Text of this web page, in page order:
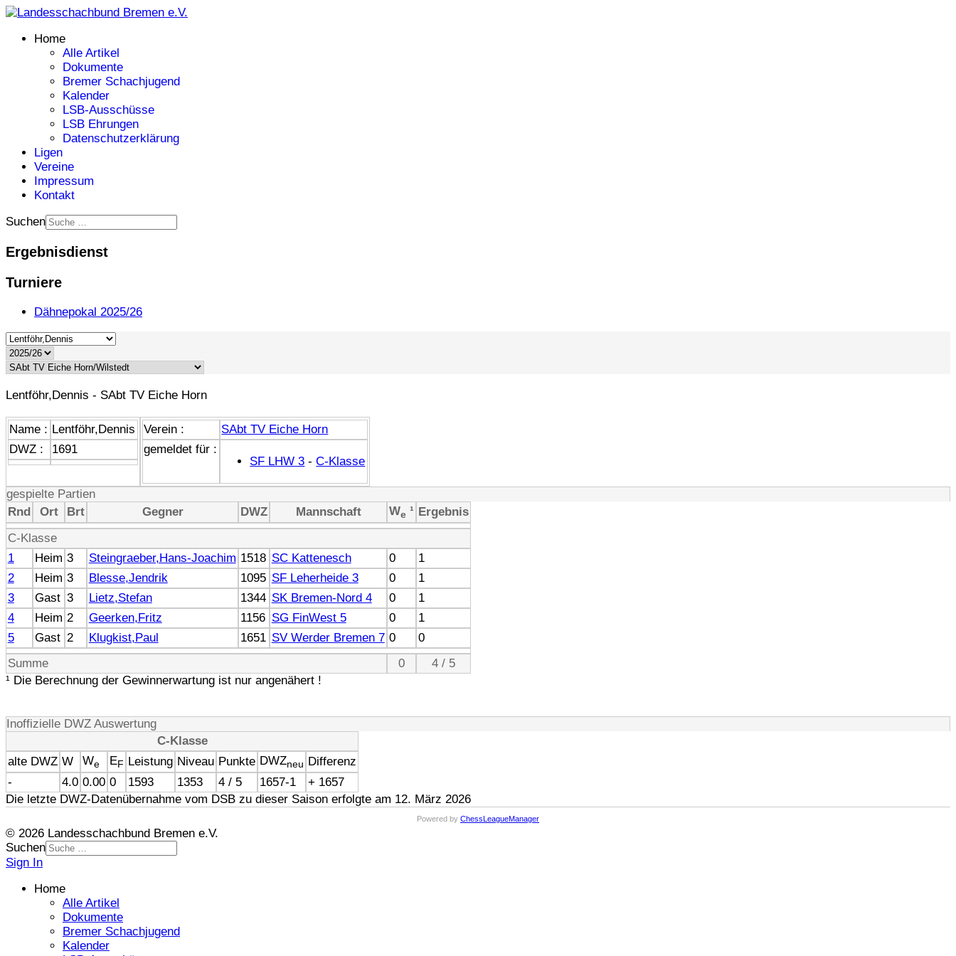
Home
Alle Artikel
Dokumente
Bremer Schachjugend
Kalender
LSB-Ausschüsse
LSB Ehrungen
Datenschutzerklärung
Ligen
Vereine
Impressum
Kontakt
Suchen
Ergebnisdienst
Turniere
Dähnepokal 2025/26
Lentföhr,Dennis - SAbt TV Eiche Horn
Name : Lentföhr,Dennis
DWZ :
1691
Verein :
SAbt TV Eiche Horn
gemeldet für :
SF LHW 3 -C-Klasse
gespielte Partien
Rnd
Ort Brt Gegner DWZ Mannschaft We ¹ Ergebnis
C-Klasse
1
Heim 3 Steingraeber,Hans-Joachim 1518 SC Kattenesch 0
1
2
Heim 3 Blesse,Jendrik 1095 SF Leherheide 3 0
1
3
Gast 3 Lietz,Stefan 1344 SK Bremen-Nord 4 0
1
4
Heim 2 Geerken,Fritz 1156 SG FinWest 5 0
1
5
Gast 2 Klugkist,Paul 1651 SV Werder Bremen 7 0
0
Summe
0
4 / 5
¹ Die Berechnung der Gewinnerwartung ist nur angenähert !
Inoffizielle DWZ Auswertung
C-Klasse
alte DWZ W We EF Leistung Niveau Punkte DWZneu Differenz
-
4.0 0.00 0 1593 1353 4 / 5 1657-1
+ 1657
Die letzte DWZ-Datenübernahme vom DSB zu dieser Saison erfolgte am 12. März 2026
Powered by ChessLeagueManager
© 2026 Landesschachbund Bremen e.V.
Suchen
Sign In
Home
Alle Artikel
Dokumente
Bremer Schachjugend
Kalender